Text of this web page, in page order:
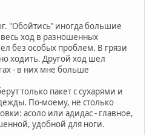
"Обойтись" иногда большие
ход в разношенных
без особых проблем. В грязи
ходить. Другой ход шел
- в них мне больше
только пакет с сухарями и
По-моему, не столько
асоло или адидас - главное,
удобной для ноги.